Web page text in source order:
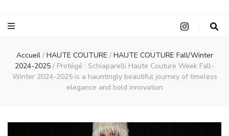
Accueil / HAUTE COUTURE / HAUTE COUTURE Fall/Winter
2024-2025 / Protégé : Schiaparelli Haute Couture Week Fall-
Winter 2024-2025 is a hauntingly beautiful journey of timeless
elegance and bold innovation